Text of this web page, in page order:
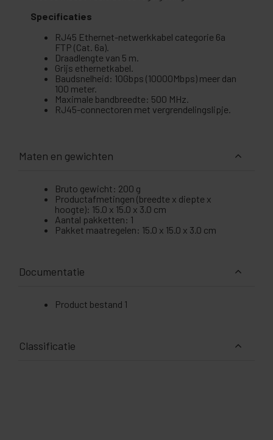
Specificaties
RJ45 Ethernet-netwerkkabel categorie 6a
FTP (Cat. 6a).
Draadlengte van 5 m.
Grijs ethernetkabel.
Baudsnelheid: 10Gbps (10000Mbps) meer dan
100 meter.
Maximale bandbreedte: 500 MHz.
RJ45-connectoren met vergrendelingslipje.
Maten en gewichten
Bruto gewicht: 200 g
Productafmetingen (breedte x diepte x
hoogte): 15.0 x 15.0 x 3.0 cm
Aantal pakketten: 1
Pakket maatregelen: 15.0 x 15.0 x 3.0 cm
Documentatie
Product bestand 1
Classificatie